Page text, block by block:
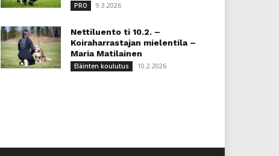
PRO 9.3.2026
Nettiluento ti 10.2. –
Koiraharrastajan mielentila –
Maria Matilainen
Eläinten koulutus 10.2.2026